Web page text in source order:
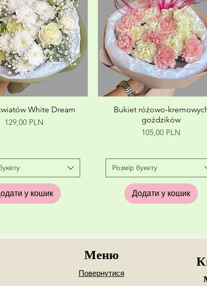
перегляд
White Dream
Ціна
129,00 PLN
у кошик
Швидкий перегляд
Bukiet różowo-
goździków
Ціна
105,00 PLN
Розмір букету
Додати у кошик
Меню
Повернутися